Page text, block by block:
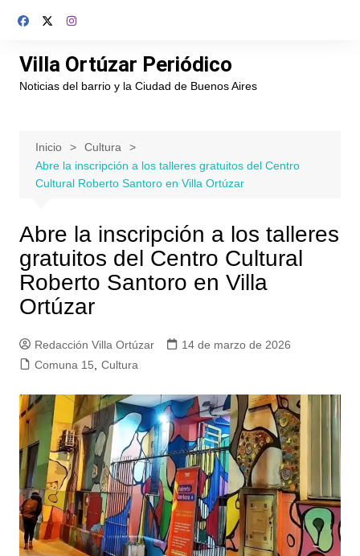
Villa Ortúzar Periódico
Noticias del barrio y la Ciudad de Buenos Aires
Inicio
Cultura
Abre la inscripción a los talleres gratuitos del Centro
Cultural Roberto Santoro en Villa Ortúzar
Abre la inscripción a los talleres
gratuitos del Centro Cultural
Roberto Santoro en Villa
Ortúzar
Redacción Villa Ortúzar
14 de marzo de 2026
Comuna 15
Cultura